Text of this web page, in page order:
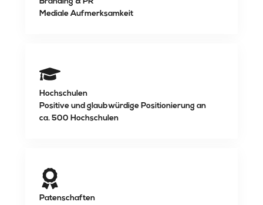
Branding & PR
Mediale Aufmerksamkeit
Hochschulen
Positive und glaubwürdige Positionierung an
ca. 500 Hochschulen
Patenschaften